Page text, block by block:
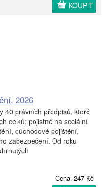
KOUPIT
2026
40 právních předpisů, které
celků: pojistné na sociální
důchodové pojištění,
zabezpečení. Od roku
Cena: 247 Kč